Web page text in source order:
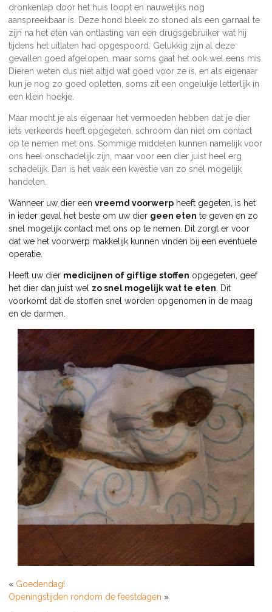
dronkenlap door het huis loopt en nauwelijks nog
aanspreekbaar is. Deze hond bleek zo stoned als een garnaal te
zijn na het eten van ontlasting van een drugsgebruiker wat hij
tijdens het uitlaten had opgespoord. Gelukkig zijn al deze
gevallen goed afgelopen, maar soms gaat het ook wel eens mis.
Dieren weten dus niet altijd wat goed voor ze is, en als eigenaar
kun je nog zo goed opletten, soms zit een ongelukje letterlijk in
een klein hoekje.
Maar mocht je als eigenaar het vermoeden hebben dat je dier
iets verkeerds heeft opgegeten, schroom dan niet om contact
op te nemen met ons. Sommige middelen kunnen namelijk voor
ons heel onschadelijk zijn, maar voor een dier juist heel erg
schadelijk. Dan is het vaak een kwestie van zo snel mogelijk
handelen.
Wanneer uw dier een vreemd voorwerp heeft gegeten, is het
in ieder geval het beste om uw dier geen eten te geven en zo
snel mogelijk contact met ons op te nemen. Dit zorgt er voor
dat we het voorwerp makkelijk kunnen vinden bij een eventuele
operatie.
Heeft uw dier medicijnen of giftige stoffen opgegeten, geef
het dier dan juist wel zo snel mogelijk wat te eten . Dit
voorkomt dat de stoffen snel worden opgenomen in de maag
en de darmen.
« Goedendag!
Openingstijden rondom de feestdagen »